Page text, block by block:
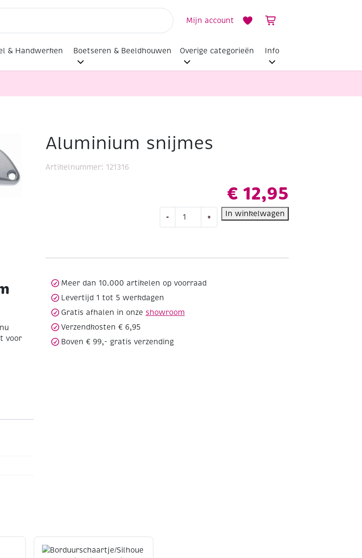
Mijn account
& Handwerken Boetseren & Beeldhouwen Overige categorieën Info
voor
Aluminium snijmes
€ 12,95
-
snijmes
+ In winkelwagen
Artikelnummer: 121316
Meer dan 10.000 artikelen op voorraad
Levertijd 1 tot 5 werkdagen
Gratis afhalen in onze showroom
Verzendkosten € 6,95
Boven € 99,- gratis verzending